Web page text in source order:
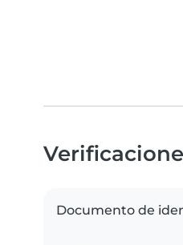
Documento de